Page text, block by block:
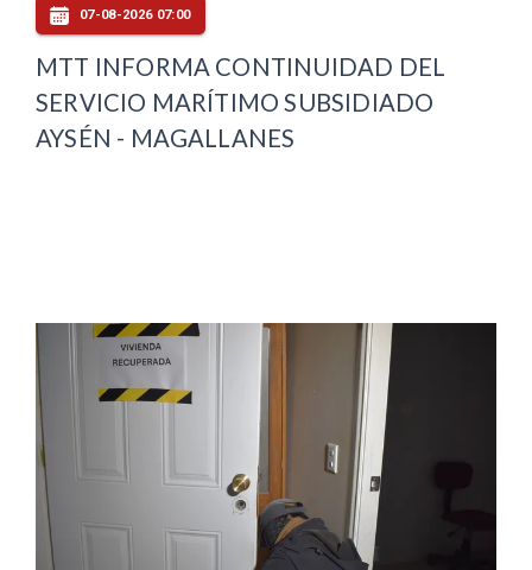
07-08-2026 07:00
MTT INFORMA CONTINUIDAD DEL
SERVICIO MARÍTIMO SUBSIDIADO
AYSÉN - MAGALLANES